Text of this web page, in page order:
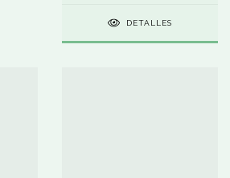
DETALLES